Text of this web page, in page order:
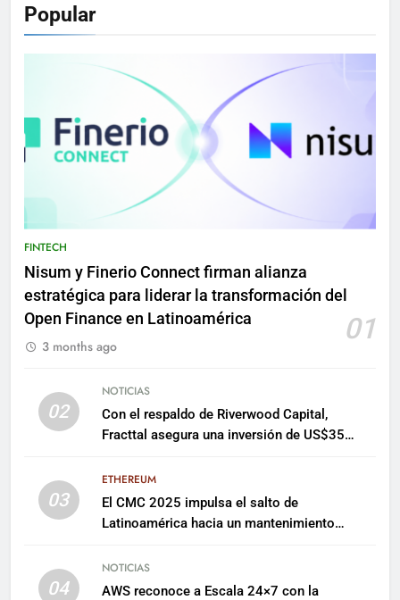
Popular
FINTECH
Nisum y Finerio Connect firman alianza
estratégica para liderar la transformación del
Open Finance en Latinoamérica
01
3 months ago
02
NOTICIAS
Con el respaldo de Riverwood Capital,
Fracttal asegura una inversión de US$35
03
ETHEREUM
El CMC 2025 impulsa el salto de
Latinoamérica hacia un mantenimiento
04
NOTICIAS
AWS reconoce a Escala 24×7 con la